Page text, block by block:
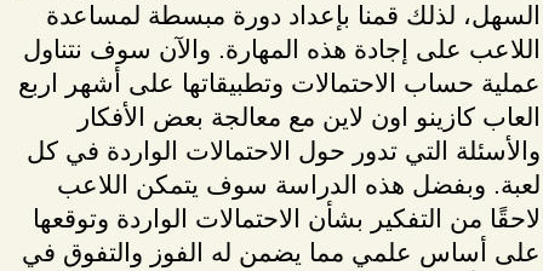
السهل، لذلك قمنا بإعداد دورة مبسطة لمساعدة
اللاعب على إجادة هذه المهارة. والآن سوف نتناول
عملية حساب الاحتمالات وتطبيقاتها على أشهر اربع
العاب كازينو اون لاين مع معالجة بعض الأفكار
والأسئلة التي تدور حول الاحتمالات الواردة في كل
لعبة. وبفضل هذه الدراسة سوف يتمكن اللاعب
لاحقًا من التفكير بشأن الاحتمالات الواردة وتوقعها
على أساس علمي مما يضمن له الفوز والتفوق في